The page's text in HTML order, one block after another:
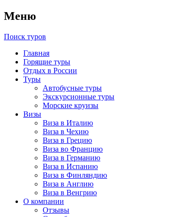
Меню
Поиск туров
Главная
Горящие туры
Отдых в России
Туры
Автобусные туры
Экскурсионные туры
Морские круизы
Визы
Виза в Италию
Виза в Чехию
Виза в Грецию
Виза во Францию
Виза в Германию
Виза в Испанию
Виза в Финляндию
Виза в Англию
Виза в Венгрию
О компании
Отзывы